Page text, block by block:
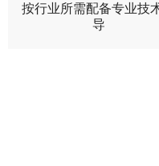
按行业所需配备专业技
导